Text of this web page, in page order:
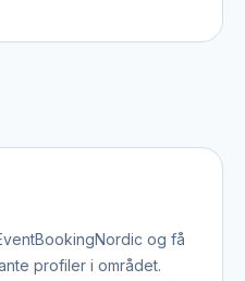
og få
profiler i området.